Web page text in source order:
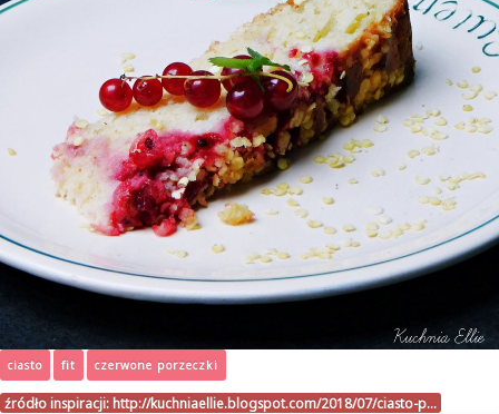
ciasto fit czerwone porzeczki
źródło inspiracji: http://kuchniaellie.blogspot.com/2018/07/ciasto-p…